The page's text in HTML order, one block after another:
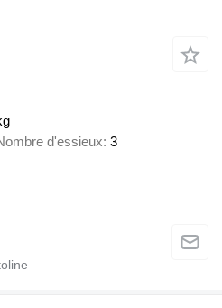
d'essieux 3